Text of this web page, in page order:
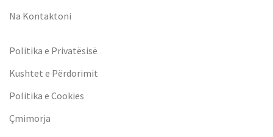
Na Kontaktoni
Politika e Privatësisë
Kushtet e Përdorimit
Politika e Cookies
Çmimorja